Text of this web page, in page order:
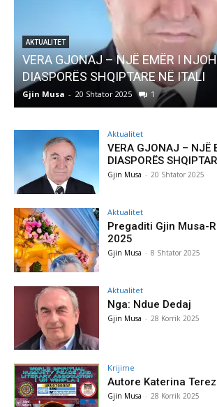
AKTUALITET
Pregaditi Gjin Musa-Rome- Shtator
Gjin Musa 8 Shtator 2025 0
Aktualitet
VERA GJONAJ – NJË
DIASPORËS
Gjin Musa - 20 Shtator 2025
Aktualitet
Pregaditi Gjin Musa-
2025
Gjin Musa - 8 Shtator 2025
Aktualitet
Nga: Ndue Dedaj
Gjin Musa - 28 Korrik 2025
Krijime
Autore Katerina
Gjin Musa - 28 Korrik 2025